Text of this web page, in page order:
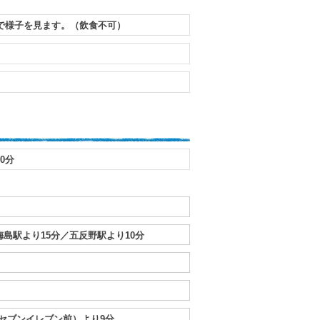
子を見ます。（飲食不可）
分
駅より15分／五反野駅より10分